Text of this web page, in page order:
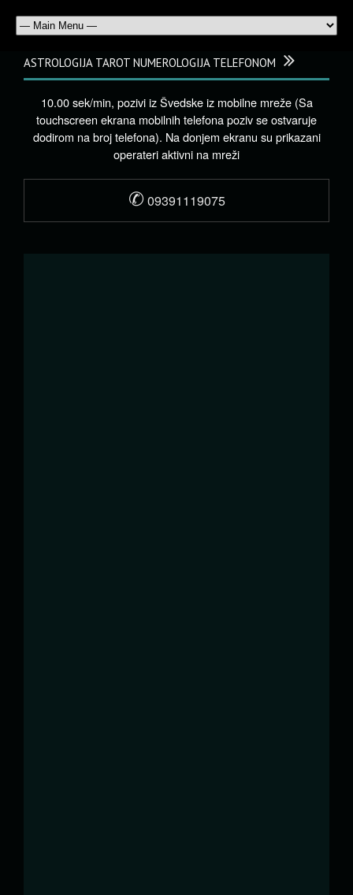
ASTROLOGIJA TAROT NUMEROLOGIJA TELEFONOM
10.00 sek/min, pozivi iz Švedske iz mobilne mreže (Sa
touchscreen ekrana mobilnih telefona poziv se ostvaruje
dodirom na broj telefona). Na donjem ekranu su prikazani
operateri aktivni na mreži
✆ 09391119075